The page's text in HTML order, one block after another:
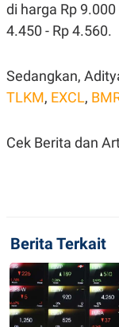
E
P
A
R
A
D
V
T
S
G
A
.
I
D
di harga Rp
4.450 - Rp 4.560.
Sedangkan,
TLKM, EXCL,
Cek Berita dan
Berita Terkait